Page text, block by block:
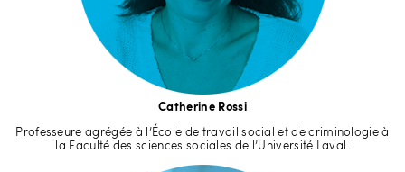
Catherine Rossi
Professeure agrégée à l’École de travail social et de criminologie à
la Faculté des sciences sociales de l’Université Laval.